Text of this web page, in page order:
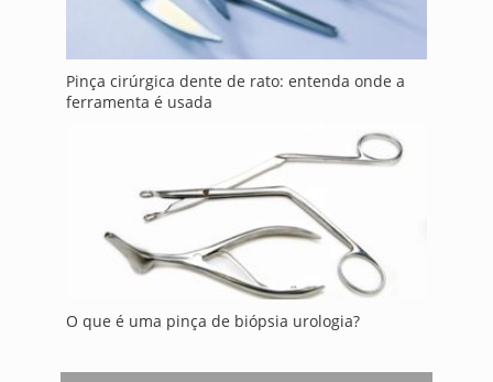
Pinça cirúrgica dente de rato: entenda onde a
ferramenta é usada
O que é uma pinça de biópsia urologia?